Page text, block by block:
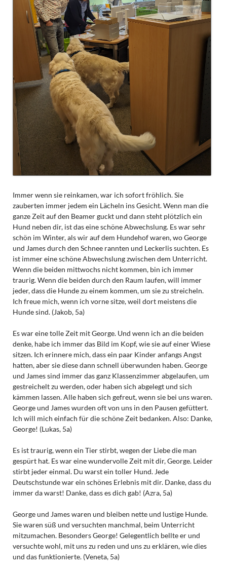
Immer wenn sie reinkamen, war ich sofort fröhlich. Sie
zauberten immer jedem ein Lächeln ins Gesicht. Wenn man die
ganze Zeit auf den Beamer guckt und dann steht plötzlich ein
Hund neben dir, ist das eine schöne Abwechslung. Es war sehr
schön im Winter, als wir auf dem Hundehof waren, wo George
und James durch den Schnee rannten und Leckerlis suchten. Es
ist immer eine schöne Abwechslung zwischen dem Unterricht.
Wenn die beiden mittwochs nicht kommen, bin ich immer
traurig. Wenn die beiden durch den Raum laufen, will immer
jeder, dass die Hunde zu einem kommen, um sie zu streicheln.
Ich freue mich, wenn ich vorne sitze, weil dort meistens die
Hunde sind. (Jakob, 5a)
Es war eine tolle Zeit mit George. Und wenn ich an die beiden
denke, habe ich immer das Bild im Kopf, wie sie auf einer Wiese
sitzen. Ich erinnere mich, dass ein paar Kinder anfangs Angst
hatten, aber sie diese dann schnell überwunden haben. George
und James sind immer das ganz Klassenzimmer abgelaufen, um
gestreichelt zu werden, oder haben sich abgelegt und sich
kämmen lassen. Alle haben sich gefreut, wenn sie bei uns waren.
George und James wurden oft von uns in den Pausen gefüttert.
Ich will mich einfach für die schöne Zeit bedanken. Also: Danke,
George! (Lukas, 5a)
Es ist traurig, wenn ein Tier stirbt, wegen der Liebe die man
gespürt hat. Es war eine wundervolle Zeit mit dir, George. Leider
stirbt jeder einmal. Du warst ein toller Hund. Jede
Deutschstunde war ein schönes Erlebnis mit dir. Danke, dass du
immer da warst! Danke, dass es dich gab! (Azra, 5a)
George und James waren und bleiben nette und lustige Hunde.
Sie waren süß und versuchten manchmal, beim Unterricht
mitzumachen. Besonders George! Gelegentlich bellte er und
versuchte wohl, mit uns zu reden und uns zu erklären, wie dies
und das funktionierte. (Veneta, 5a)